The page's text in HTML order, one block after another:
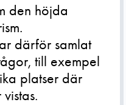
den höjda
därför samlat
till exempel
platser där